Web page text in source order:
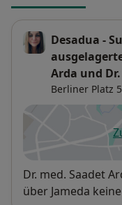
Desadua -
Arda und
Berliner Platz
Verfügbarkeit
Dr. med. Saadet
über Jameda